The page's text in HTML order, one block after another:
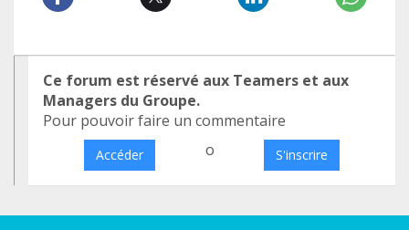
Ce forum est réservé aux Teamers et aux
Managers du Groupe.
Pour pouvoir faire un commentaire
Accéder o S'inscrire